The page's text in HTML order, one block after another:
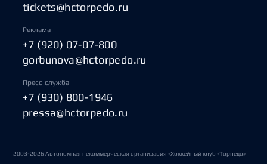
tickets@hctorpedo.ru
Реклама
+7 (920) 07-07-800
gorbunova@hctorpedo.ru
Пресс-служба
+7 (930) 800-1946
pressa@hctorpedo.ru
2003-2026 Автономная некоммерческая организация «Хоккейный клуб «Торпедо»